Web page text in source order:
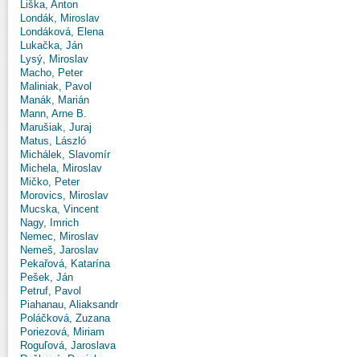
Liška, Anton
Londák, Miroslav
Londáková, Elena
Lukačka, Ján
Lysý, Miroslav
Macho, Peter
Maliniak, Pavol
Manák, Marián
Mann, Arne B.
Marušiak, Juraj
Matus, László
Michálek, Slavomír
Michela, Miroslav
Mičko, Peter
Morovics, Miroslav
Mucska, Vincent
Nagy, Imrich
Nemec, Miroslav
Nemeš, Jaroslav
Pekařová, Katarína
Pešek, Ján
Petruf, Pavol
Piahanau, Aliaksandr
Poláčková, Zuzana
Poriezová, Miriam
Roguľová, Jaroslava